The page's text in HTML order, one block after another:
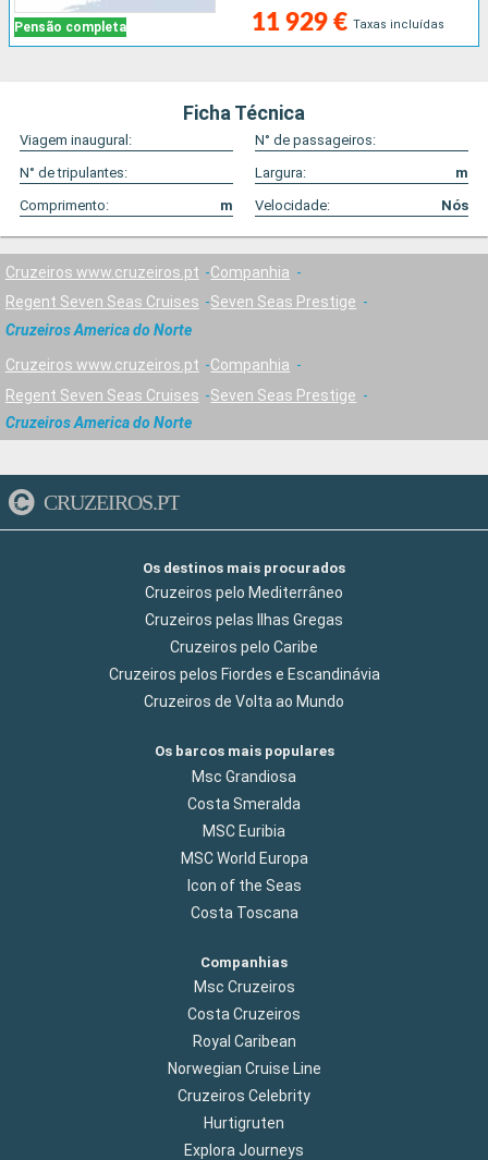
Pensão completa 11 929 € Taxas incluídas
Ficha Técnica
Viagem inaugural:
N° de passageiros:
N° de tripulantes:
Largura:
m
Comprimento:
m Velocidade: Nós
Cruzeiros www.cruzeiros.pt
Companhia
Regent Seven Seas Cruises
Seven Seas Prestige
Cruzeiros America do Norte
Cruzeiros www.cruzeiros.pt
Companhia
Regent Seven Seas Cruises
Seven Seas Prestige
Cruzeiros America do Norte
CRUZEIROS.PT
Os destinos mais procurados
Cruzeiros pelo Mediterrâneo
Cruzeiros pelas Ilhas Gregas
Cruzeiros pelo Caribe
Cruzeiros pelos Fiordes e Escandinávia
Cruzeiros de Volta ao Mundo
Os barcos mais populares
Msc Grandiosa
Costa Smeralda
MSC Euribia
MSC World Europa
Icon of the Seas
Costa Toscana
Companhias
Msc Cruzeiros
Costa Cruzeiros
Royal Caribean
Norwegian Cruise Line
Cruzeiros Celebrity
Hurtigruten
Explora Journeys